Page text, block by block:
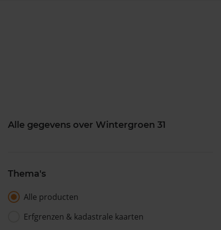
Alle gegevens over Wintergroen 31
Thema's
Alle producten
Erfgrenzen & kadastrale kaarten